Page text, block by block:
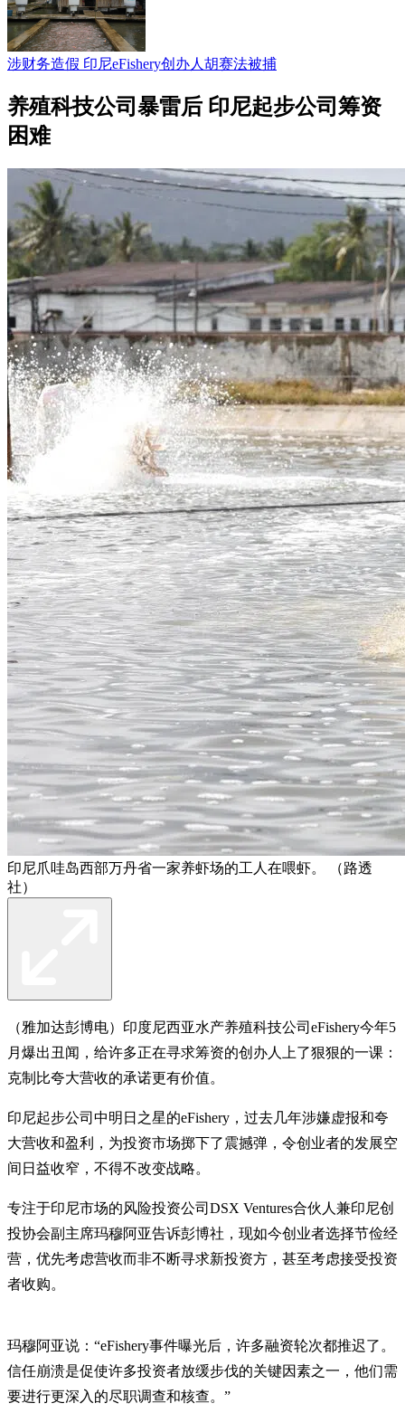
涉财务造假 印尼eFishery创办人胡赛法被捕
养殖科技公司暴雷后 印尼起步公司筹资
困难
印尼爪哇岛西部万丹省一家养虾场的工人在喂虾。 （路透
社）
（雅加达彭博电）印度尼西亚水产养殖科技公司eFishery今年5
月爆出丑闻，给许多正在寻求筹资的创办人上了狠狠的一课：
克制比夸大营收的承诺更有价值。
印尼起步公司中明日之星的eFishery，过去几年涉嫌虚报和夸
大营收和盈利，为投资市场掷下了震撼弹，令创业者的发展空
间日益收窄，不得不改变战略。
专注于印尼市场的风险投资公司DSX Ventures合伙人兼印尼创
投协会副主席玛穆阿亚告诉彭博社，现如今创业者选择节俭经
营，优先考虑营收而非不断寻求新投资方，甚至考虑接受投资
者收购。
玛穆阿亚说：“eFishery事件曝光后，许多融资轮次都推迟了。
信任崩溃是促使许多投资者放缓步伐的关键因素之一，他们需
要进行更深入的尽职调查和核查。”